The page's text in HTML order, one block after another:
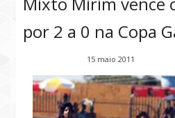
por 2 a 0 na Copa
15 maio 2011